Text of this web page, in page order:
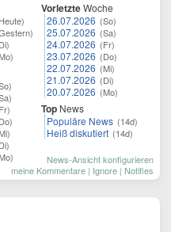
VorletzteWoche
26.07.2026 (So)
25.07.2026 (Sa)
24.07.2026 (Fr)
23.07.2026 (Do)
22.07.2026 (Mi)
21.07.2026 (Di)
20.07.2026 (Mo)
Top News
Populäre News (14d)
Heiß diskutiert (14d)
News-Ansicht konfigurieren
meine Kommentare | Ignore | Notifies